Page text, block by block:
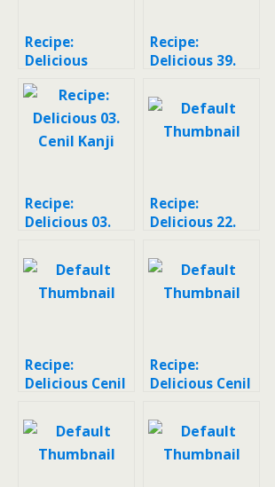
Recipe:
Delicious
Bakso Sapi
Recipe:
Delicious 39.
rainbow
Recipe:
Delicious 03.
Recipe:
Delicious 22.
Recipe:
Delicious Cenil
Recipe:
Delicious Cenil